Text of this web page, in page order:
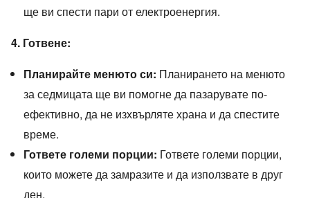
ще ви спести пари от електроенергия.
4. Готвене:
Планирайте менюто си: Планирането на менюто
за седмицата ще ви помогне да пазарувате по-
ефективно, да не изхвърляте храна и да спестите
време.
Гответе големи порции: Гответе големи порции,
които можете да замразите и да използвате в друг
ден.